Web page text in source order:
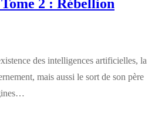
2 : Rébellion
des intelligences artificielles, la
mais aussi le sort de son père